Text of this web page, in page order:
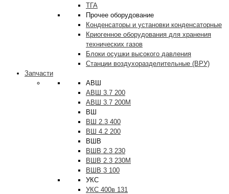
ТГА
Прочее оборудование
Конденсаторы и установки конденсаторные
Криогенное оборудования для хранения
технических газов
Блоки осушки высокого давления
Станции воздухоразделительные (ВРУ)
Запчасти
АВШ
АВШ 3.7 200
АВШ 3.7 200М
ВШ
ВШ 2.3 400
ВШ 4.2 200
ВШВ
ВШВ 2.3 230
ВШВ 2.3 230М
ВШВ 3 100
УКС
УКС 400в 131